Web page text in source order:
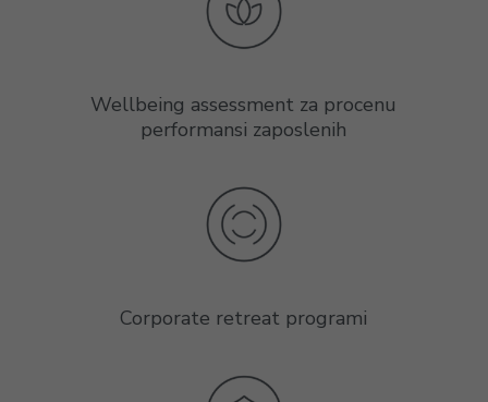
Wellbeing assessment za procenu
performansi zaposlenih
Corporate retreat programi